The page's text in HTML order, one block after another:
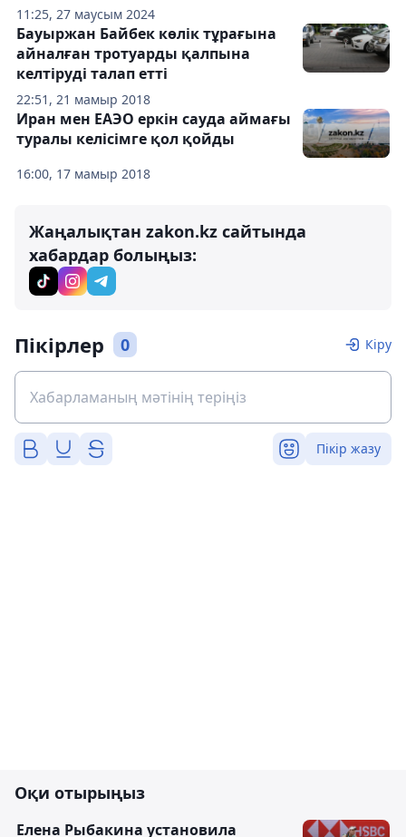
11:25, 27 маусым 2024
22:51, 21 мамыр 2018
Бауыржан Байбек көлік тұрағына
айналған тротуарды қалпына
келтіруді талап етті
16:00, 17 мамыр 2018
Иран мен ЕАЭО еркін сауда аймағы
туралы келісімге қол қойды
Жаңалықтан zakon.kz сайтында
хабардар болыңыз:
Пікірлер 0 Кіру
Пікір жазу
Оқи отырыңыз
Елена Рыбакина установила